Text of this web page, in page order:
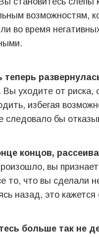
возможностям,
во время
Вы уходите от риска,
избегая
следовало бы
концов,
вы
то, что вы сделали
назад, это
больше так не